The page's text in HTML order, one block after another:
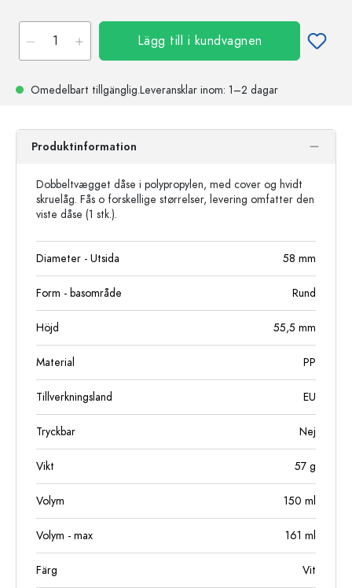
Lägg till i kundvagnen
Omedelbart tillgänglig.Leveransklar inom: 1–2 dagar
Produktinformation
Dobbeltvægget dåse i polypropylen, med cover og hvidt
skruelåg. Fås o forskellige størrelser, levering omfatter den
viste dåse (1 stk.).
Diameter - Utsida 58 mm
Form - basområde Rund
Höjd 55,5 mm
Material PP
Tillverkningsland EU
Tryckbar Nej
Vikt 57 g
Volym 150 ml
Volym - max 161 ml
Färg Vit